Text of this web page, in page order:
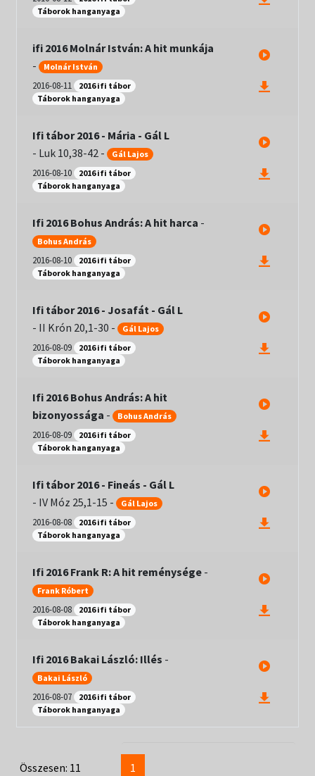
Táborok hanganyaga
ifi 2016 Molnár István: A hit munkája
- Molnár István
2016-08-11
2016 ifi tábor
Táborok hanganyaga
Ifi tábor 2016 - Mária - Gál L
- Luk 10,38-42 - Gál Lajos
2016-08-10
2016 ifi tábor
Táborok hanganyaga
Ifi 2016 Bohus András: A hit harca -
Bohus András
2016-08-10
2016 ifi tábor
Táborok hanganyaga
Ifi tábor 2016 - Josafát - Gál L
- II Krón 20,1-30 - Gál Lajos
2016-08-09
2016 ifi tábor
Táborok hanganyaga
Ifi 2016 Bohus András: A hit
bizonyossága - Bohus András
2016-08-09
2016 ifi tábor
Táborok hanganyaga
Ifi tábor 2016 - Fineás - Gál L
- IV Móz 25,1-15 - Gál Lajos
2016-08-08
2016 ifi tábor
Táborok hanganyaga
Ifi 2016 Frank R: A hit reménysége -
Frank Róbert
2016-08-08
2016 ifi tábor
Táborok hanganyaga
Ifi 2016 Bakai László: Illés -
Bakai László
2016-08-07
2016 ifi tábor
Táborok hanganyaga
Összesen: 11 1